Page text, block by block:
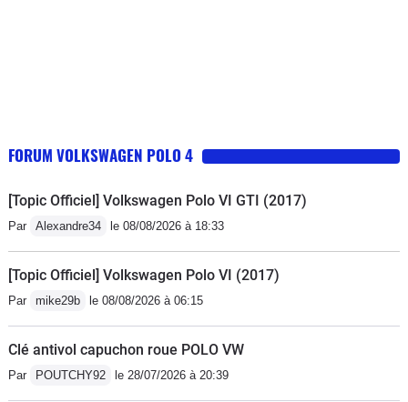
FORUM VOLKSWAGEN POLO 4
[Topic Officiel] Volkswagen Polo VI GTI (2017)
Par Alexandre34 le 08/08/2026 à 18:33
[Topic Officiel] Volkswagen Polo VI (2017)
Par mike29b le 08/08/2026 à 06:15
Clé antivol capuchon roue POLO VW
Par POUTCHY92 le 28/07/2026 à 20:39